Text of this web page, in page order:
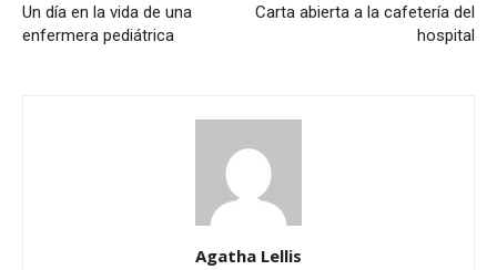
Un día en la vida de una
enfermera pediátrica
Carta abierta a la cafetería del
hospital
Agatha Lellis